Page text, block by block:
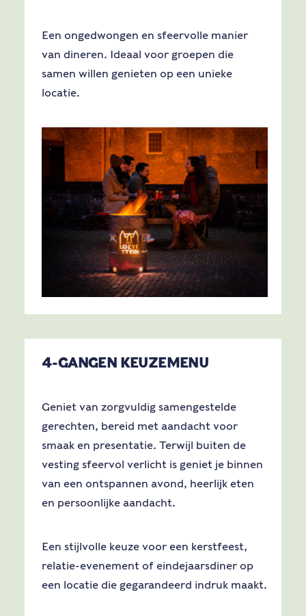
Een ongedwongen en sfeervolle manier
van dineren. Ideaal voor groepen die
samen willen genieten op een unieke
locatie.
4-GANGEN KEUZEMENU
Geniet van zorgvuldig samengestelde
gerechten, bereid met aandacht voor
smaak en presentatie. Terwijl buiten de
vesting sfeervol verlicht is geniet je binnen
van een ontspannen avond, heerlijk eten
en persoonlijke aandacht.
Een stijlvolle keuze voor een kerstfeest,
relatie-evenement of eindejaarsdiner op
een locatie die gegarandeerd indruk maakt.